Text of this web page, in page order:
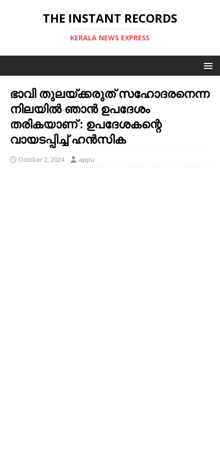
THE INSTANT RECORDS
KERALA NEWS EXPRESS
ഭാവി തുലയ്ക്കരുത് സഹോദരനെന്ന
നിലയില്‍ ഞാന്‍ ഉപദേശം
തരികയാണ് : ഉപദേശകന്റെ
വായടപ്പിച്ച് ഹൻസിക
October 2, 2024 appu